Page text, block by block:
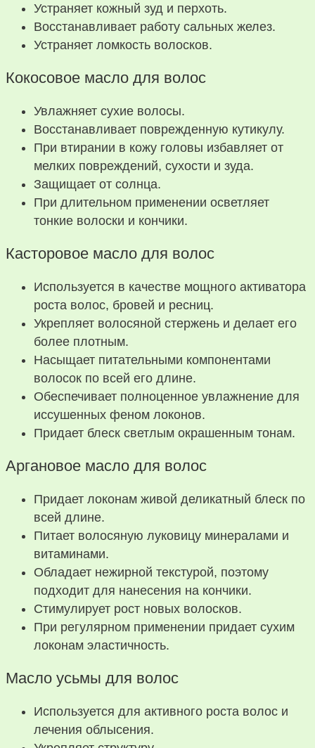
Устраняет кожный зуд и перхоть.
Восстанавливает работу сальных желез.
Устраняет ломкость волосков.
Кокосовое масло для волос
Увлажняет сухие волосы.
Восстанавливает поврежденную кутикулу.
При втирании в кожу головы избавляет от
мелких повреждений, сухости и зуда.
Защищает от солнца.
При длительном применении осветляет
тонкие волоски и кончики.
Касторовое масло для волос
Используется в качестве мощного активатора
роста волос, бровей и ресниц.
Укрепляет волосяной стержень и делает его
более плотным.
Насыщает питательными компонентами
волосок по всей его длине.
Обеспечивает полноценное увлажнение для
иссушенных феном локонов.
Придает блеск светлым окрашенным тонам.
Аргановое масло для волос
Придает локонам живой деликатный блеск по
всей длине.
Питает волосяную луковицу минералами и
витаминами.
Обладает нежирной текстурой, поэтому
подходит для нанесения на кончики.
Стимулирует рост новых волосков.
При регулярном применении придает сухим
локонам эластичность.
Масло усьмы для волос
Используется для активного роста волос и
лечения облысения.